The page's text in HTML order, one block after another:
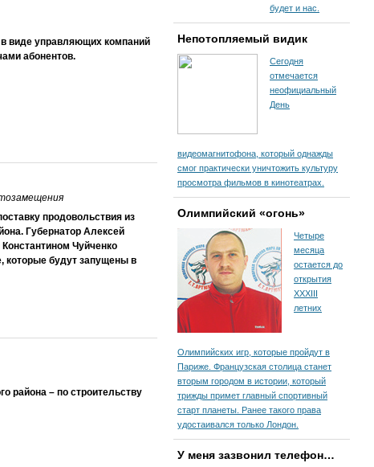
виде управляющих компаний
абонентов.
продовольствия из
Губернатор Алексей
Чуйченко
которые будут запущены в
района – по строительству
будет и нас.
Непотопляемый видик
Сегодня
отмечается
неофициальный
День
видеомагнитофона, который однажды
смог практически уничтожить культуру
просмотра фильмов в кинотеатрах.
Олимпийский «огонь»
Четыре
месяца
остается до
открытия
XXXIII
летних
Олимпийских игр, которые пройдут в
Париже. Французская столица станет
вторым городом в истории, который
трижды примет главный спортивный
старт планеты. Ранее такого права
удостаивался только Лондон.
У меня зазвонил телефон…